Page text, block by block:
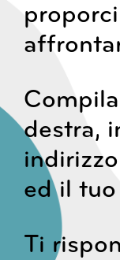
destra,
ed il tuo
Ti